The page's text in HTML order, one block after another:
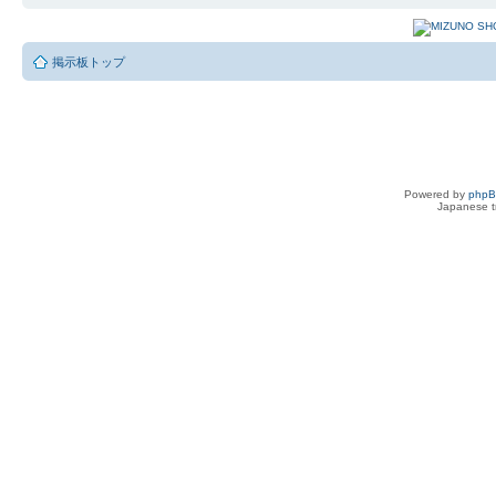
掲示板トップ
Powered by
Japanese